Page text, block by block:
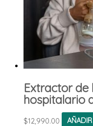
Extractor de
hospitalario
$12,990.00